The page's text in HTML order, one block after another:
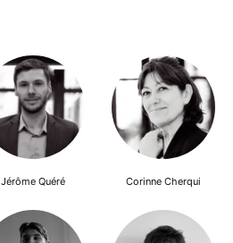
Jérôme Quéré Corinne Cherqui